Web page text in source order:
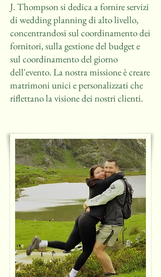
J. Thompson si dedica a fornire servizi
di wedding planning di alto livello,
concentrandosi sul coordinamento dei
fornitori, sulla gestione del budget e
sul coordinamento del giorno
dell'evento. La nostra missione è creare
matrimoni unici e personalizzati che
riflettano la visione dei nostri clienti.